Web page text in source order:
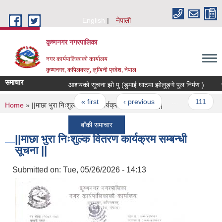
English
नेपाली
कृष्णनगर नगरपालिका
नगर कार्यपालिकाको कार्यालय
कृष्णनगर, कपिलवस्तु, लुम्बिनी प्रदेश, नेपाल
समाचार आशयको सूचना झो.पु (डुमाई घाटमा झोलुङ्गे पुल निर्मण )
Pages
« first ‹ previous …
बाँकी समाचार
You are here
Home » ||माछा भुरा निःशुल्क वितरण कार्यक्रम सम्बन्धी सूचना ||
||माछा भुरा निःशुल्क वितरण कार्यक्रम सम्बन्धी
सूचना ||
Submitted on: Tue, 05/26/2026 - 14:13